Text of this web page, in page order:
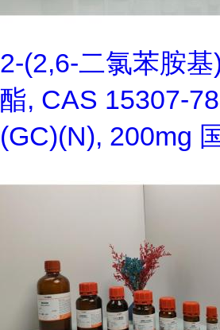
2-(2,6-二氯苯胺基
酯, CAS 15307-
(GC)(N), 200mg